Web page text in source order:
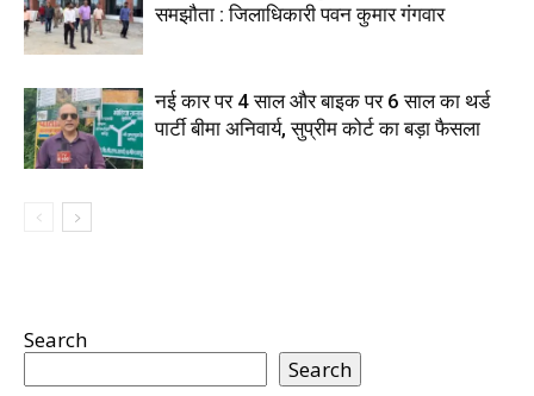
समझौता : जिलाधिकारी पवन कुमार गंगवार
नई कार पर 4 साल और बाइक पर 6 साल का थर्ड
पार्टी बीमा अनिवार्य, सुप्रीम कोर्ट का बड़ा फैसला
Search
Search